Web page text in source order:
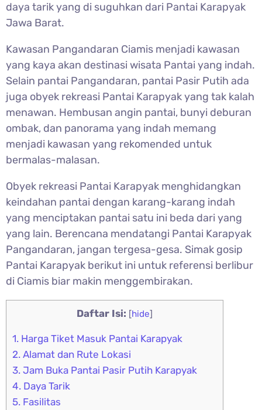
daya tarik yang di suguhkan dari Pantai Karapyak
Jawa Barat.
Kawasan Pangandaran Ciamis menjadi kawasan
yang kaya akan destinasi wisata Pantai yang indah.
Selain pantai Pangandaran, pantai Pasir Putih ada
juga obyek rekreasi Pantai Karapyak yang tak kalah
menawan. Hembusan angin pantai, bunyi deburan
ombak, dan panorama yang indah memang
menjadi kawasan yang rekomended untuk
bermalas-malasan.
Obyek rekreasi Pantai Karapyak menghidangkan
keindahan pantai dengan karang-karang indah
yang menciptakan pantai satu ini beda dari yang
yang lain. Berencana mendatangi Pantai Karapyak
Pangandaran, jangan tergesa-gesa. Simak gosip
Pantai Karapyak berikut ini untuk referensi berlibur
di Ciamis biar makin menggembirakan.
Daftar Isi: [hide]
1. Harga Tiket Masuk Pantai Karapyak
2. Alamat dan Rute Lokasi
3. Jam Buka Pantai Pasir Putih Karapyak
4. Daya Tarik
5. Fasilitas